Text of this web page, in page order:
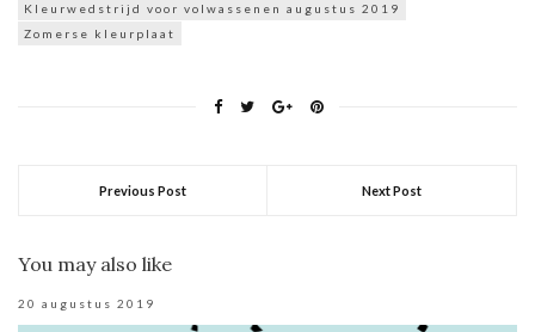
Kleurwedstrijd voor volwassenen augustus 2019
Zomerse kleurplaat
Previous Post Next Post
You may also like
20 augustus 2019